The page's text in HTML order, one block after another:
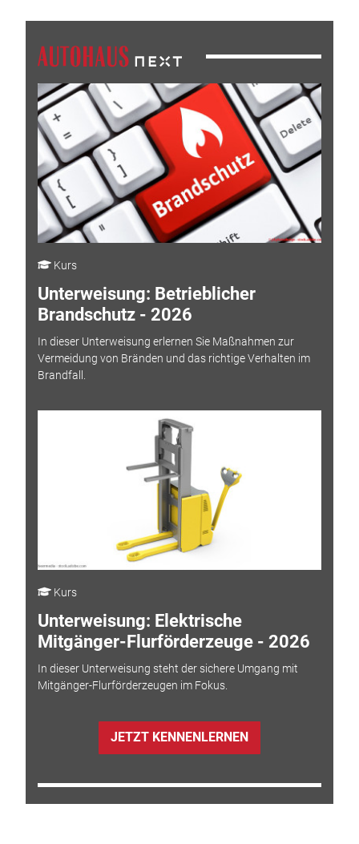
Kurs
Unterweisung: Betrieblicher
Brandschutz - 2026
In dieser Unterweisung erlernen Sie Maßnahmen zur
Vermeidung von Bränden und das richtige Verhalten im
Brandfall.
Kurs
Unterweisung: Elektrische
Mitgänger-Flurförderzeuge - 2026
In dieser Unterweisung steht der sichere Umgang mit
Mitgänger-Flurförderzeugen im Fokus.
JETZT KENNENLERNEN